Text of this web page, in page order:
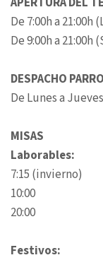
De 7:00h a 21:00h
De 9:00h a 21:00h
DESPACHO
De Lunes a
MISAS
Laborables:
7:15 (invierno)
10:00
20:00
Festivos: